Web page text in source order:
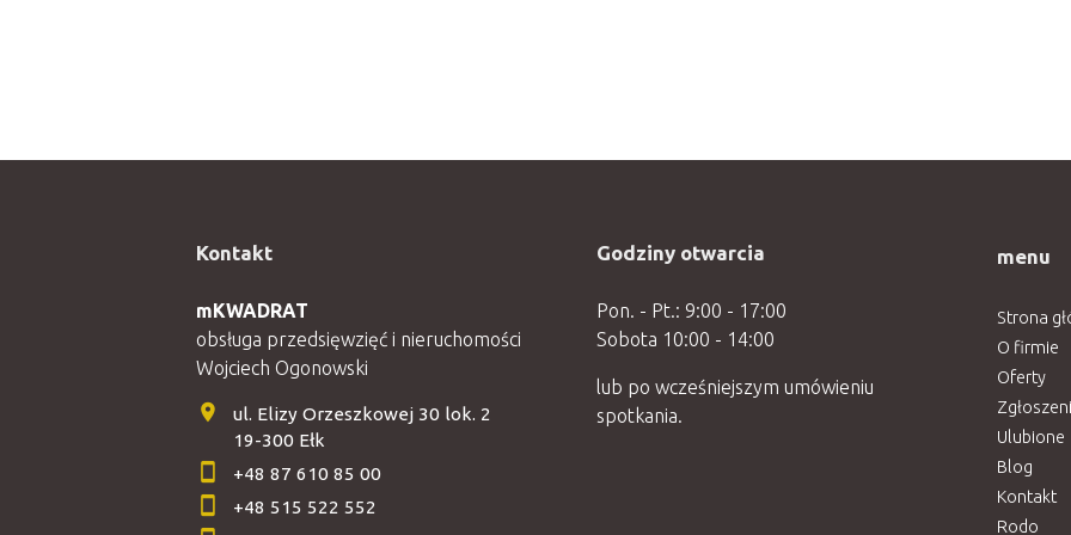
Kontakt
mKWADRAT
obsługa przedsięwzięć i nieruchomości
Wojciech Ogonowski
ul. Elizy Orzeszkowej 30 lok. 2
19-300 Ełk
+48 87 610 85 00
+48 515 522 552
Godziny otwarcia
Pon. - Pt.: 9:00 - 17:00
Sobota 10:00 - 14:00
lub po wcześniejszym umówieniu
spotkania.
menu
Strona
O firmie
Oferty
Ulubione
Blog
Kontakt
Rodo